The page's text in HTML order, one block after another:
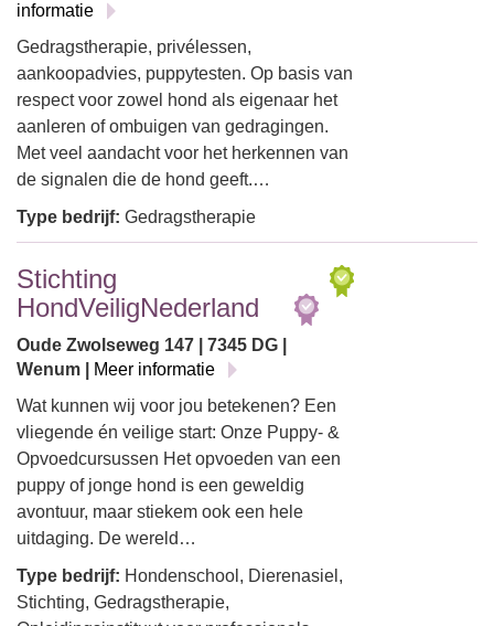
informatie
Gedragstherapie, privélessen,
aankoopadvies, puppytesten. Op basis van
respect voor zowel hond als eigenaar het
aanleren of ombuigen van gedragingen.
Met veel aandacht voor het herkennen van
de signalen die de hond geeft.…
Type bedrijf: Gedragstherapie
Stichting
HondVeiligNederland
Oude Zwolseweg 147 | 7345 DG |
Wenum |
Meer informatie
Wat kunnen wij voor jou betekenen? Een
vliegende én veilige start: Onze Puppy- &
Opvoedcursussen Het opvoeden van een
puppy of jonge hond is een geweldig
avontuur, maar stiekem ook een hele
uitdaging. De wereld…
Type bedrijf: Hondenschool, Dierenasiel,
Stichting, Gedragstherapie,